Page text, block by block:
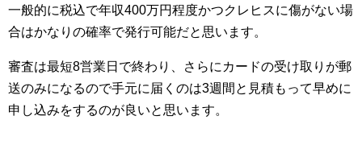
一般的に税込で年収400万円程度かつクレヒスに傷がない場
合はかなりの確率で発行可能だと思います。
審査は最短8営業日で終わり、さらにカードの受け取りが郵
送のみになるので手元に届くのは3週間と見積もって早めに
申し込みをするのが良いと思います。